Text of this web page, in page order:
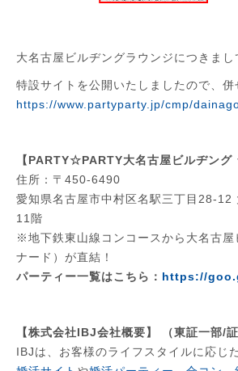
大名古屋ビルヂングラウンジにつきまし
特設サイトを公開いたしましたので、併
https://www.partyparty.jp/cmp/
【PARTY☆PARTY大名古屋ビルヂング
住所：〒450-6490
愛知県名古屋市中村区名駅三丁目28-12
11階
※地下鉄東山線コンコースから大名古屋
ナード）が直結！
パーティー一覧はこちら： https://
【株式会社IBJ会社概要】 （東証一部/
IBJは、お客様のライフスタイルに応じ